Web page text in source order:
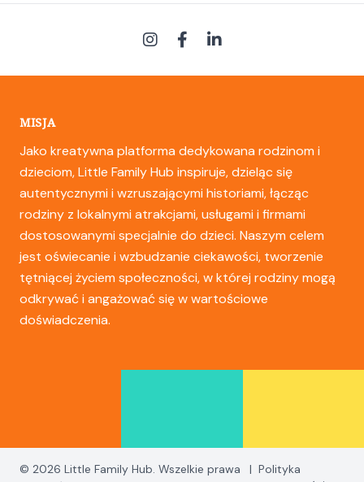
MISJA
Jako kreatywna platforma dedykowana rodzinom i
dzieciom, Little Family Hub inspiruje, dzieląc się
autentycznymi i wzruszającymi historiami, łącząc
rodziny z lokalnymi atrakcjami, usługami i firmami
dostosowanymi specjalnie do dzieci. Naszym celem
jest oświecanie i wzbudzanie ciekawości, tworzenie
tętniącej życiem społeczności, w której rodziny mogą
odkrywać i angażować się w wartościowe
doświadczenia.
© 2026 Little Family Hub. Wszelkie prawa
| Polityka